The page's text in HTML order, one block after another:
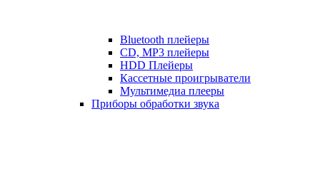
Bluetooth плейеры
CD, MP3 плейеры
HDD Плейеры
Кассетные проигрыватели
Мультимедиа плееры
Приборы обработки звука